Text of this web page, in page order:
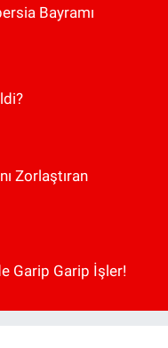
Bayramı
Zorlaştıran
Garip Garip İşler!